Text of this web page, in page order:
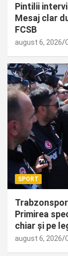
Pintilii
Mesaj clar
FCSB
august 6, 2026
SPORT
Primirea
chiar și pe
august 6, 2026